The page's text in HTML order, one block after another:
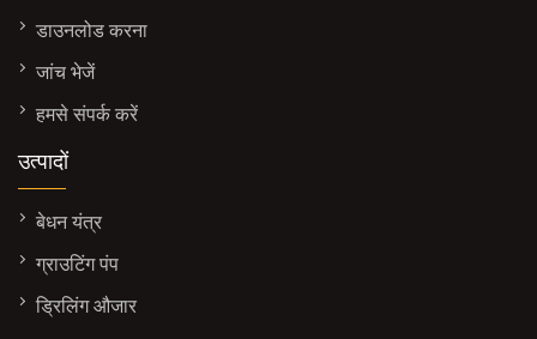
डाउनलोड करना
जांच भेजें
हमसे संपर्क करें
उत्पादों
बेधन यंत्र
ग्राउटिंग पंप
ड्रिलिंग औजार